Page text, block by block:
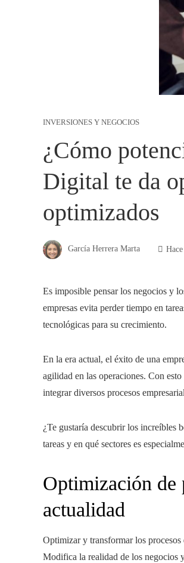
INVERSIONES Y NEGOCIOS
¿Cómo
Digital te da
optimizados
García Herrera Marta
Es imposible pensar los negocios y
empresas evita perder tiempo en
tecnológicas para su crecimiento.
En la era actual, el éxito de una
agilidad en las operaciones. Con esto
integrar diversos procesos
¿Te gustaría descubrir los increíbles
tareas y en qué sectores es
Optimización de
actualidad
Optimizar y transformar los procesos
Modifica la realidad de los negocios